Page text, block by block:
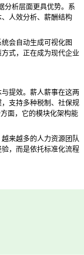
分析层面更具优势。系
人效分析、薪酬结构
会自动生成可视化图
式，正在成为现代企业
提效。薪人薪事在这两
支持多种税制、社保规
面，它的模块化架构能
来越多的人力资源团队
，而是依托标准化流程